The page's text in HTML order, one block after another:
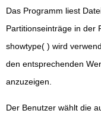
Das Programm liest
Partitionseinträge in der
showtype( ) wird
den entsprechenden
anzuzeigen.
Der Benutzer wählt die